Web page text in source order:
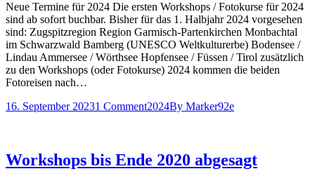
Neue Termine für 2024 Die ersten Workshops / Fotokurse für 2024
sind ab sofort buchbar. Bisher für das 1. Halbjahr 2024 vorgesehen
sind: Zugspitzregion Region Garmisch-Partenkirchen Monbachtal
im Schwarzwald Bamberg (UNESCO Weltkulturerbe) Bodensee /
Lindau Ammersee / Wörthsee Hopfensee / Füssen / Tirol zusätzlich
zu den Workshops (oder Fotokurse) 2024 kommen die beiden
Fotoreisen nach…
16. September 20231 Comment2024By Marker92e
Workshops bis Ende 2020 abgesagt